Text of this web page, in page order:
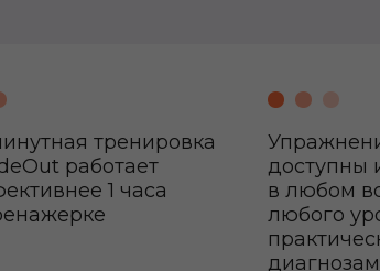
тренировка
работает
1 часа
доступны
в любом
любого